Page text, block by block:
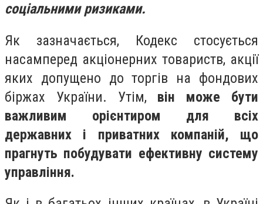
соціальними ризиками.
Як зазначається, Кодекс стосується
насамперед акціонерних товариств, акції
яких допущено до торгів на фондових
біржах України. Утім, він може бути
важливим орієнтиром для всіх
державних і приватних компаній, що
прагнуть побудувати ефективну систему
управління.